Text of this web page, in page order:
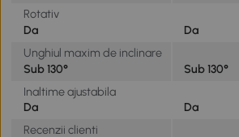
Rotativ
Da
Da
Unghiul maxim de inclinare
Sub 130°
Sub 130°
Inaltime ajustabila
Da
Da
Recenzii clienti